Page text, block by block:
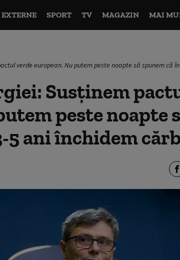
EXTERNE SPORT TV MAGAZIN MAI
verde european. Nu putem peste noapte să spunem că
Susținem
peste noapte
5 ani închidem